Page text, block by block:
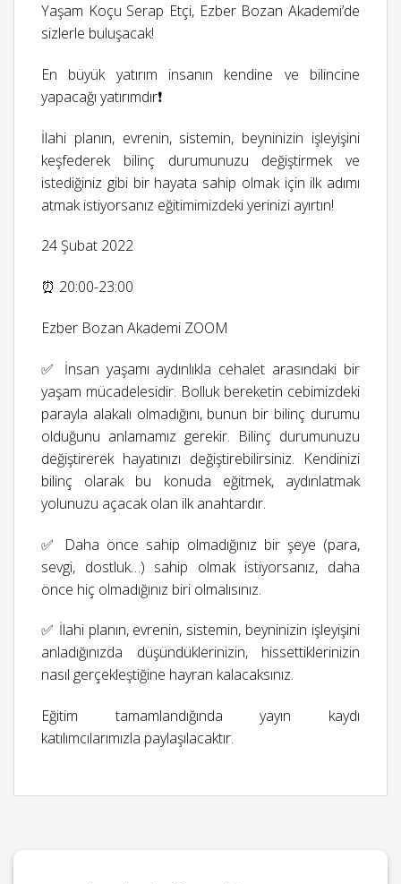
Yaşam Koçu Serap Etçi, Ezber Bozan Akademi’de
sizlerle buluşacak!
En büyük yatırım insanın kendine ve bilincine
yapacağı yatırımdır❗
İlahi planın, evrenin, sistemin, beyninizin işleyişini
keşfederek bilinç durumunuzu değiştirmek ve
istediğiniz gibi bir hayata sahip olmak için ilk adımı
atmak istiyorsanız eğitimimizdeki yerinizi ayırtın!
24 Şubat 2022
⏰ 20:00-23:00
Ezber Bozan Akademi ZOOM
✅ İnsan yaşamı aydınlıkla cehalet arasındaki bir
yaşam mücadelesidir. Bolluk bereketin cebimizdeki
parayla alakalı olmadığını, bunun bir bilinç durumu
olduğunu anlamamız gerekir. Bilinç durumunuzu
değiştirerek hayatınızı değiştirebilirsiniz. Kendinizi
bilinç olarak bu konuda eğitmek, aydınlatmak
yolunuzu açacak olan ilk anahtardır.
✅ Daha önce sahip olmadığınız bir şeye (para,
sevgi, dostluk…) sahip olmak istiyorsanız, daha
önce hiç olmadığınız biri olmalısınız.
✅ İlahi planın, evrenin, sistemin, beyninizin işleyişini
anladığınızda düşündüklerinizin, hissettiklerinizin
nasıl gerçekleştiğine hayran kalacaksınız.
Eğitim tamamlandığında yayın kaydı
katılımcılarımızla paylaşılacaktır.